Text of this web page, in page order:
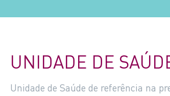
UNIDADE DE
Unidade de Saúde de referência na